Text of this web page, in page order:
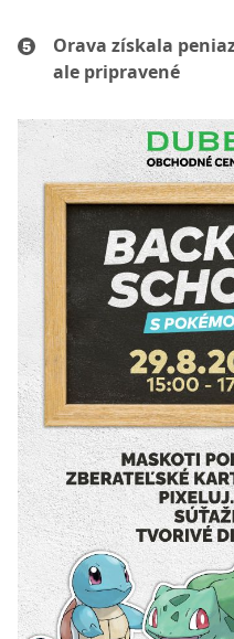
Orava získala
ale pripravené